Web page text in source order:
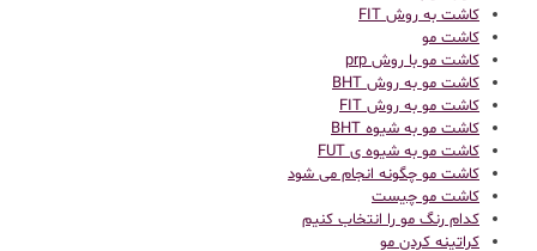
کاشت به روش FIT
کاشت مو
کاشت مو با روش prp
کاشت مو به روش BHT
کاشت مو به روش FIT
کاشت مو به شیوه BHT
کاشت مو به شیوه ی FUT
کاشت مو چگونه انجام می شود
کاشت مو چیست
کدام رنگ مو را انتخاب کنیم
کراتینه کردن مو